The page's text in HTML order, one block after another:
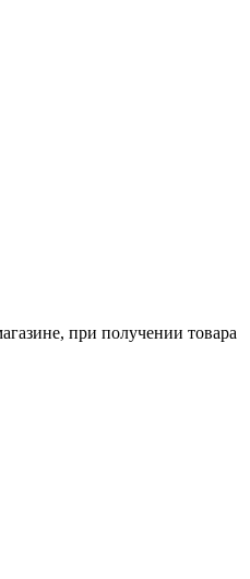
при получении товара